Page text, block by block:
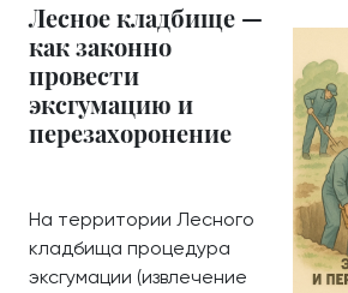
Лесное кладбище —
как законно
провести
эксгумацию и
перезахоронение
На территории Лесного
кладбища процедура
эксгумации (извлечение